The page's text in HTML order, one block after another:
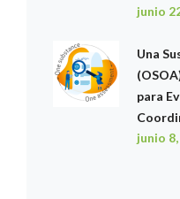
junio
Una
para
junio